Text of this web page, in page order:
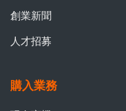
創業新聞
人才招募
購入業務